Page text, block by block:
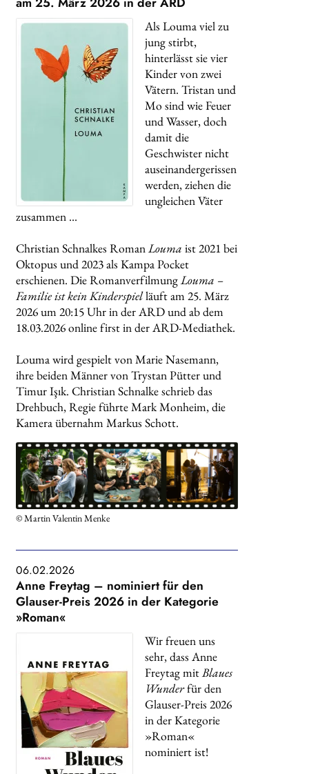
Als Louma viel zu
jung stirbt,
hinterlässt sie vier
Kinder von zwei
Vätern. Tristan und
Mo sind wie Feuer
und Wasser, doch
damit die
Geschwister nicht
auseinandergerissen
werden, ziehen die
ungleichen Väter
zusammen …
Christian Schnalkes RomanLouma ist 2021 bei
Oktopus und 2023 als Kampa Pocket
erschienen. Die RomanverfilmungLouma –
Familie ist kein Kinderspielläuft am 25. März
2026 um 20:15 Uhr in der ARD und ab dem
18.03.2026 online first in der ARD-Mediathek.
Louma wird gespielt von Marie Nasemann,
ihre beiden Männer von Trystan Pütter und
Timur Işık. Christian Schnalke schrieb das
Drehbuch, Regie führte Mark Monheim, die
Kamera übernahm Markus Schott.
© Martin Valentin Menke
06.02.2026
Anne Freytag – nominiert für den
Glauser-Preis 2026 in der Kategorie
»Roman«
Wir freuen uns
sehr, dass Anne
Freytag mitBlaues
Wunderfür den
Glauser-Preis 2026
in der Kategorie
»Roman«
nominiert ist!